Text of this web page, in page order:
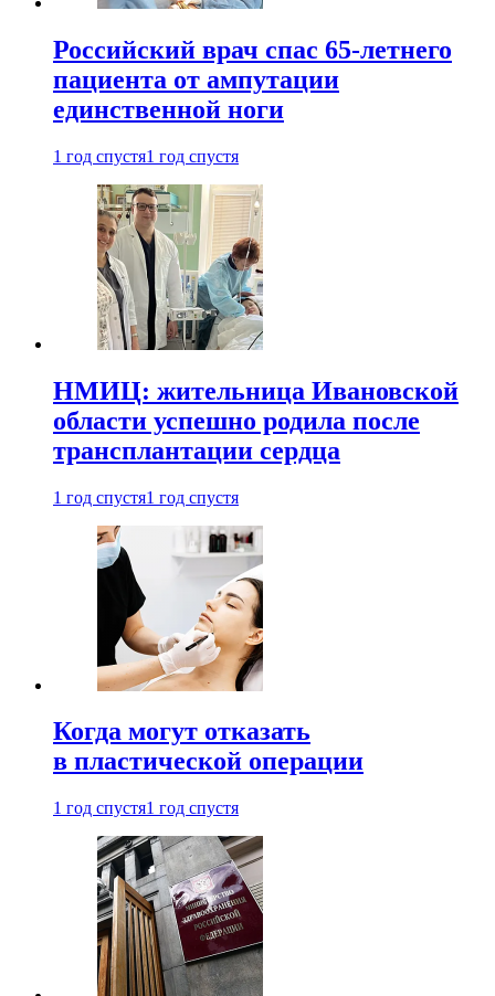
Российский врач спас 65-летнего
пациента от ампутации
единственной ноги
1 год спустя1 год спустя
НМИЦ: жительница Ивановской
области успешно родила после
трансплантации сердца
1 год спустя1 год спустя
Когда могут отказать
в пластической операции
1 год спустя1 год спустя